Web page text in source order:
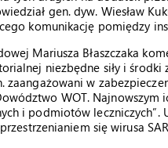
gen. dyw. Wiesław
komunikację pomiędzy
Mariusza Błaszczaka
niezbędne siły i środki
zaangażowani w
WOT. Najnowszym
i podmiotów
się wirusa